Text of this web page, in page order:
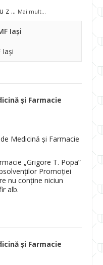
z ... Mai mult...
Iași
Iași
și Farmacie
Medicină și Farmacie
„Grigore T. Popa”
Promoției
nu conține niciun
alb.
și Farmacie